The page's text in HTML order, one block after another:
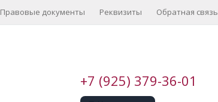
Правовые документы Реквизиты Обратная связь
+7 (925) 379-36-01